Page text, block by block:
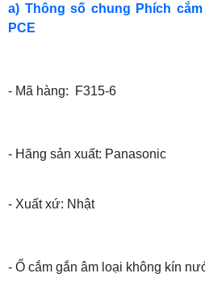
a) Thông số chung Phích
PCE
- Mã hàng: F315-6
- Hãng sản xuất: Panasonic
- Xuất xứ: Nhật
- Ổ cắm gắn âm loại không kín